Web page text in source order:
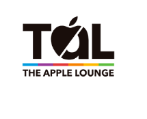
contenuto